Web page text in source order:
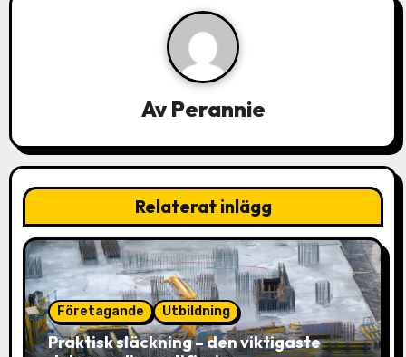
v
i
g
e
r
Av Perannie
Relaterat inlägg
Företagande Utbildning
Praktisk släckning – den viktigaste